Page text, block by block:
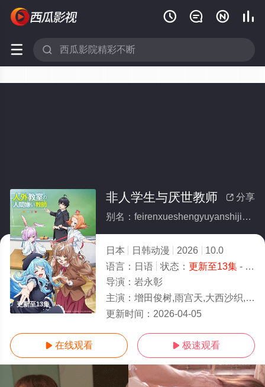
   
 
更新至13集
 分享
非人学生与厌世教师
别名：feirenxueshengyuyanshijiaoshi
日本 日韩动漫 2026
10.0
语言： 日语 状态： 更新至13集- 免费在线观看
导演： 岩永彰
主演： 增田俊树,雨宫天,大西沙织,长绳麻理亚,田边留依,沼仓爱美,福圆美里,上田丽奈,石川由依,堀
更新时间： 2026-04-05
 在线观看  极速观看